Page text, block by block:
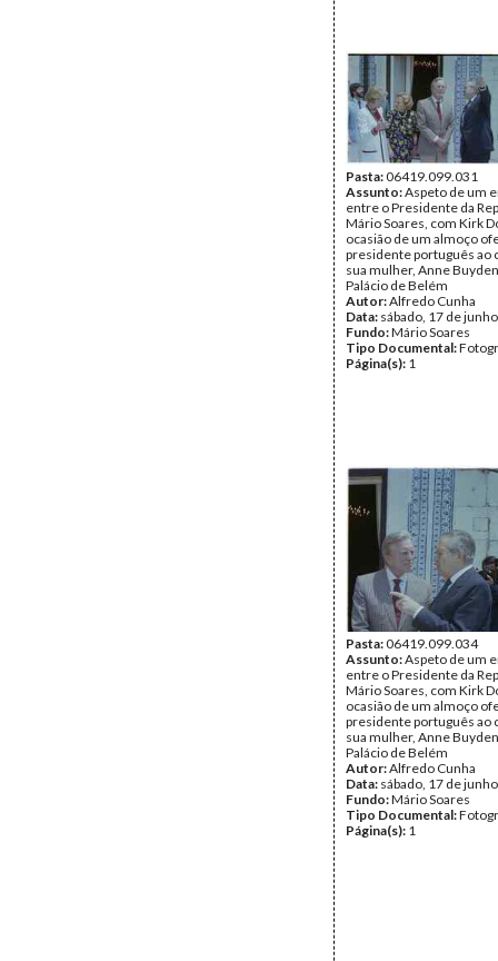
Pasta:06419.099.031
Assunto:Aspeto de um
entre o Presidente da
Mário Soares, com Kirk
ocasião de um almoço
presidente português ao
sua mulher, Anne
Palácio de Belém
Autor:Alfredo Cunha
Data: sábado, 17 de
Fundo:Mário Soares
Tipo Documental:
Página(s): 1
Pasta:06419.099.034
Assunto:Aspeto de um
entre o Presidente da
Mário Soares, com Kirk
ocasião de um almoço
presidente português ao
sua mulher, Anne
Palácio de Belém
Autor:Alfredo Cunha
Data: sábado, 17 de
Fundo:Mário Soares
Tipo Documental:
Página(s): 1